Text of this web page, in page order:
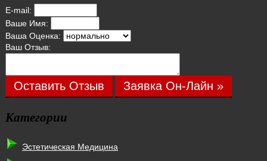
E-mail:
Ваше Имя:
Ваша Оценка:
Ваш Отзыв:
Оставить Отзыв Заявка Он-Лайн »
Категории
Эстетическая Медицина